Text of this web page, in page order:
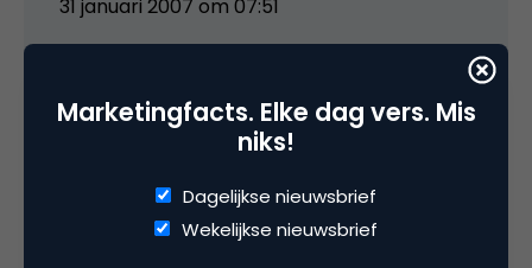
31 januari 2007 om 07:51
Henk De Hooge
Marco we hebben er deze keer niet echt
Marketingfacts. Elke dag vers. Mis
niks!
Dagelijkse nieuwsbrief
Wekelijkse nieuwsbrief